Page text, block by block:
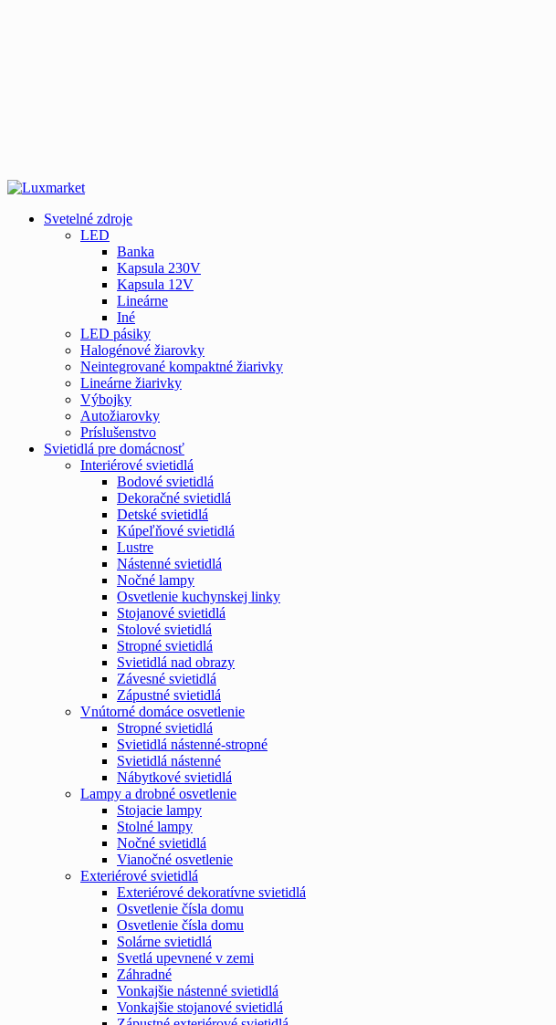
Svetelné zdroje
LED
Banka
Kapsula 230V
Kapsula 12V
Lineárne
Iné
LED pásiky
Halogénové žiarovky
Neintegrované kompaktné žiarivky
Lineárne žiarivky
Výbojky
Autožiarovky
Príslušenstvo
Svietidlá pre domácnosť
Interiérové svietidlá
Bodové svietidlá
Dekoračné svietidlá
Detské svietidlá
Kúpeľňové svietidlá
Lustre
Nástenné svietidlá
Nočné lampy
Osvetlenie kuchynskej linky
Stojanové svietidlá
Stolové svietidlá
Stropné svietidlá
Svietidlá nad obrazy
Závesné svietidlá
Zápustné svietidlá
Vnútorné domáce osvetlenie
Stropné svietidlá
Svietidlá nástenné-stropné
Svietidlá nástenné
Nábytkové svietidlá
Lampy a drobné osvetlenie
Stojacie lampy
Stolné lampy
Nočné svietidlá
Vianočné osvetlenie
Exteriérové svietidlá
Exteriérové dekoratívne svietidlá
Osvetlenie čísla domu
Osvetlenie čísla domu
Solárne svietidlá
Svetlá upevnené v zemi
Záhradné
Vonkajšie nástenné svietidlá
Vonkajšie stojanové svietidlá